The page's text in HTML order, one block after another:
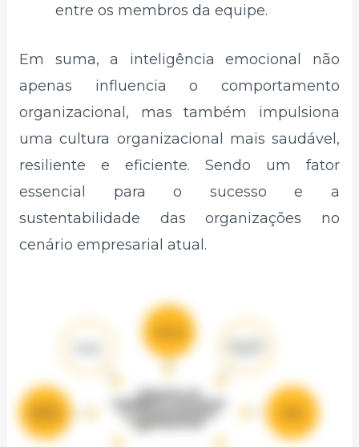
entre os membros da equipe.
Em suma, a inteligência emocional não
apenas influencia o comportamento
organizacional, mas também impulsiona
uma cultura organizacional mais saudável,
resiliente e eficiente. Sendo um fator
essencial para o sucesso e a
sustentabilidade das organizações no
cenário empresarial atual.